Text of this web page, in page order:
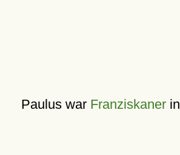
Paulus war Franziskanerin